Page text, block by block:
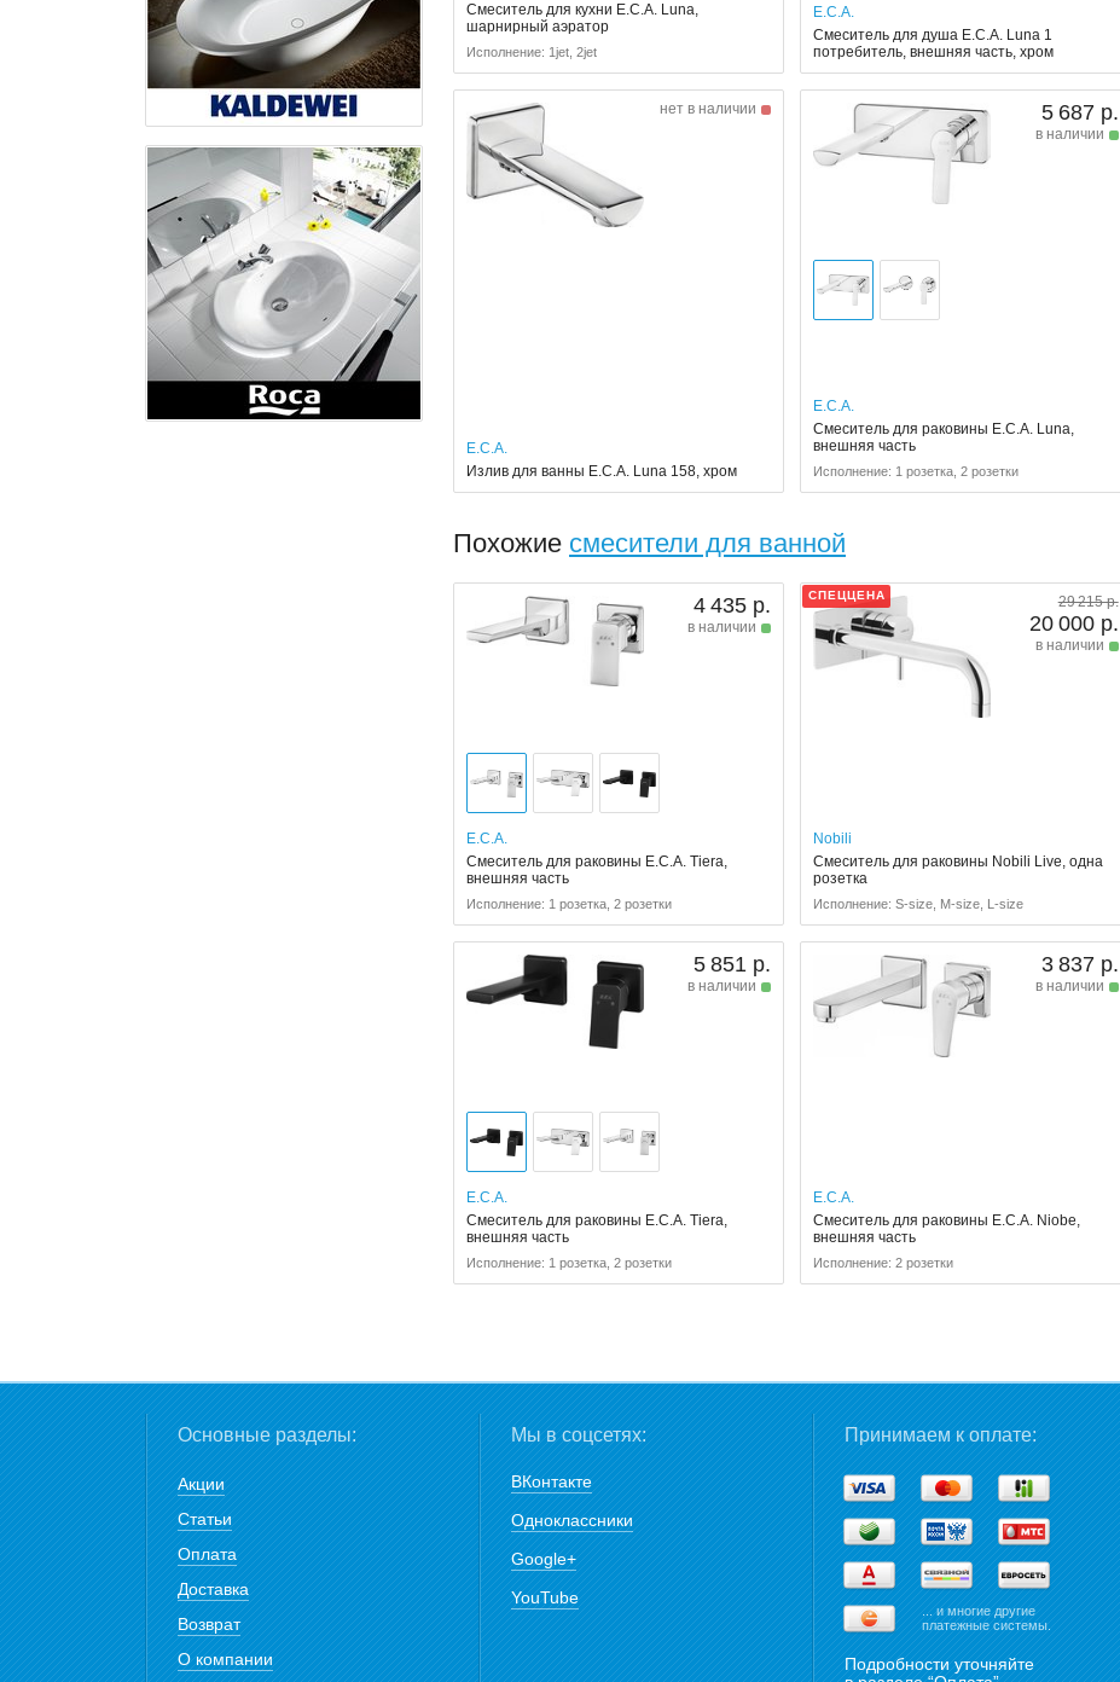
Смеситель для кухни E.C.A. Luna,
шарнирный аэратор
Исполнение: 1jet, 2jet
E.C.A.
Смеситель для душа E.C.A. Luna 1
потребитель, внешняя часть, хром
нет в наличии
E.C.A.
Излив для ванны E.C.A. Luna 158, хром
5 687 р.
в наличии
E.C.A.
Смеситель для раковины E.C.A. Luna,
внешняя часть
Исполнение: 1 розетка, 2 розетки
Похожие смесители для ванной
4 435 р.
в наличии
E.C.A.
Смеситель для раковины E.C.A. Tiera,
внешняя часть
Исполнение: 1 розетка, 2 розетки
СПЕЦЦЕНА 29 215 р.
20 000 р.
в наличии
Nobili
Смеситель для раковины Nobili Live, одна
розетка
Исполнение: S-size, M-size, L-size
5 851 р.
в наличии
E.C.A.
Смеситель для раковины E.C.A. Tiera,
внешняя часть
Исполнение: 1 розетка, 2 розетки
3 837 р.
в наличии
E.C.A.
Смеситель для раковины E.C.A. Niobe,
внешняя часть
Исполнение: 2 розетки
Основные разделы:
Акции
Статьи
Оплата
Доставка
Возврат
О компании
Мы в соцсетях:
ВКонтакте
Одноклассники
Google+
YouTube
Принимаем к оплате:
... и многие другие
платежные системы.
Подробности уточняйте